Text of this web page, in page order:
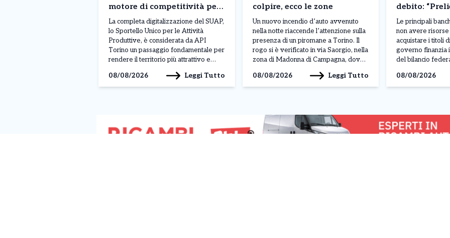
motore di competitività per
la città”
La completa digitalizzazione del SUAP,
lo Sportello Unico per le Attività
Produttive, è considerata da API
Torino un passaggio fondamentale per
rendere il territorio più attrattivo e
pubblica amministrazione. Il tema è
stato al centro di un incontro con
08/08/2026 Leggi Tutto
colpire, ecco le zone
Un nuovo incendio d’auto avvenuto
nella notte riaccende l’attenzione sulla
presenza di un piromane a Torino. Il
rogo si è verificato in via Saorgio, nella
zona di Madonna di Campagna, dove
completamente distrutta dalle fiamme.
Il fuoco ha inoltre rischiato di
08/08/2026 Leggi Tutto
debito:
contanti”.
succedendo
Le principali
non avere
acquistare i titoli
governo finanzia
del bilancio
da Taras
direttore
ha evidenziato
capacità di
08/08/2026